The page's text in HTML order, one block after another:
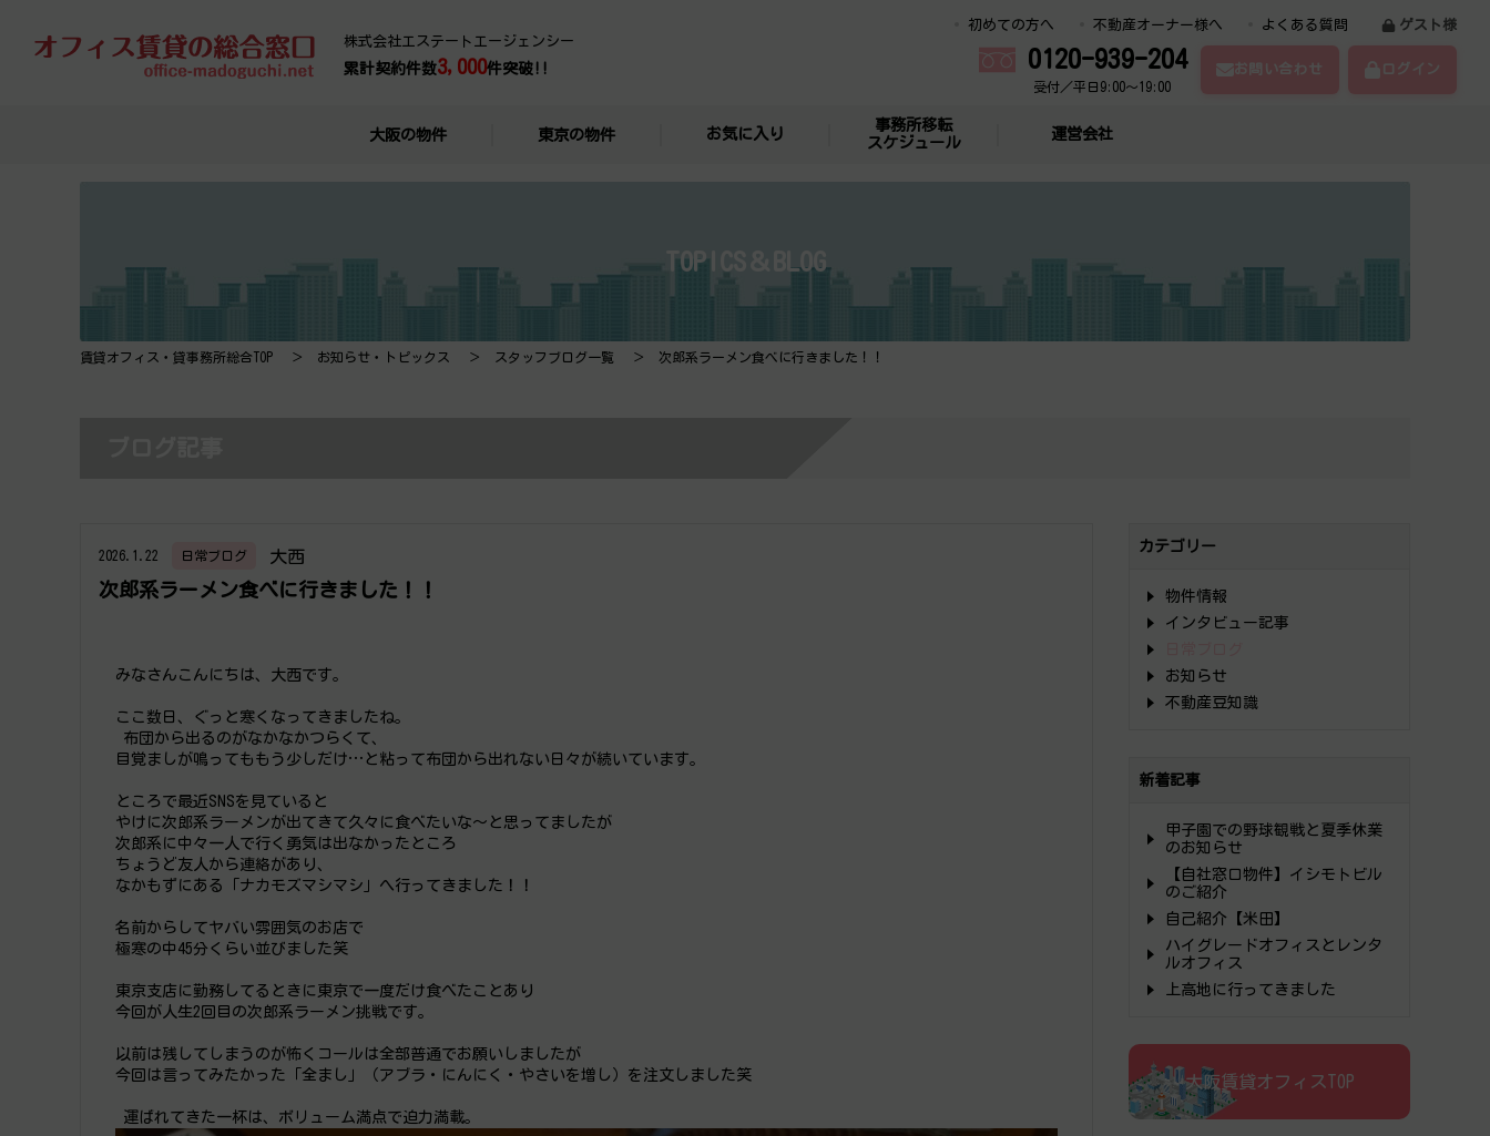
株式会社エステートエージェンシー
累計契約件数3,000件突破!!
初めての方へ 不動産オーナー様へ よくある質問 ゲスト様
0120-939-204
受付／平日9:00～19:00
お問い合わせ ログイン
大阪の物件 東京の物件 お気に入り
事務所移転
スケジュール
運営会社
TOPICS＆BLOG
賃貸オフィス・貸事務所総合TOP お知らせ・トピックス スタッフブログ一覧 次郎系ラーメン食べに行きました！！
2026.1.22 日常ブログ 大西
次郎系ラーメン食べに行きました！！
みなさんこんにちは、大西です。
ここ数日、ぐっと寒くなってきましたね。
布団から出るのがなかなかつらくて、
目覚ましが鳴ってももう少しだけ…と粘って布団から出れない日々が続いています。
ところで最近SNSを見ていると
やけに次郎系ラーメンが出てきて久々に食べたいな～と思ってましたが
次郎系に中々一人で行く勇気は出なかったところ
ちょうど友人から連絡があり、
なかもずにある「ナカモズマシマシ」へ行ってきました！！
名前からしてヤバい雰囲気のお店で
極寒の中45分くらい並びました笑
東京支店に勤務してるときに東京で一度だけ食べたことあり
今回が人生2回目の次郎系ラーメン挑戦です。
以前は残してしまうのが怖くコールは全部普通でお願いしましたが
今回は言ってみたかった「全まし」（アブラ・にんにく・やさいを増し）を注文しました笑
運ばれてきた一杯は、ボリューム満点で迫力満載。
カテゴリー
物件情報
インタビュー記事
お知らせ
不動産豆知識
新着記事
甲子園での野球観戦と夏季休業
のお知らせ
【自社窓口物件】イシモトビル
のご紹介
自己紹介【米田】
ハイグレードオフィスとレンタ
ルオフィス
上高地に行ってきました
大阪賃貸オフィスTOP